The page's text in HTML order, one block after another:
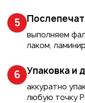
5
выполняем
лаком,
6 Упаковка и
аккуратно
любую точку